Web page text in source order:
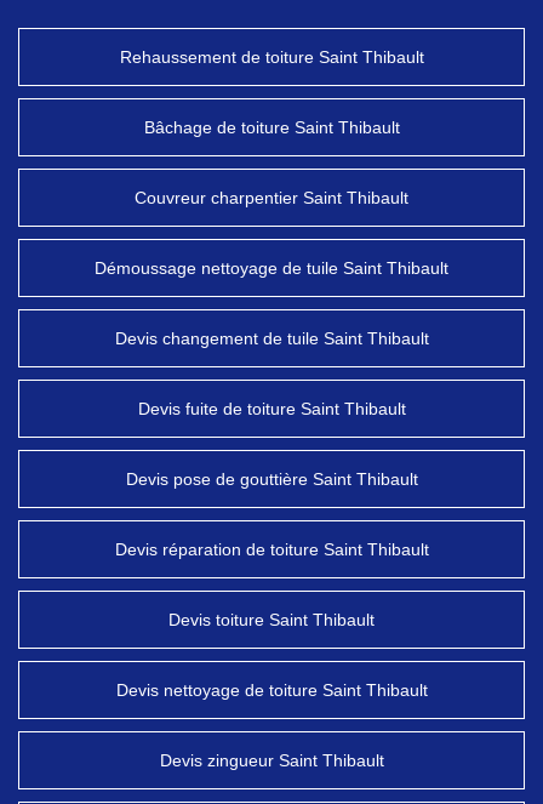
Rehaussement de toiture Saint Thibault
Bâchage de toiture Saint Thibault
Couvreur charpentier Saint Thibault
Démoussage nettoyage de tuile Saint Thibault
Devis changement de tuile Saint Thibault
Devis fuite de toiture Saint Thibault
Devis pose de gouttière Saint Thibault
Devis réparation de toiture Saint Thibault
Devis toiture Saint Thibault
Devis nettoyage de toiture Saint Thibault
Devis zingueur Saint Thibault